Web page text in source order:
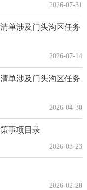
2026-07-31
单涉及门头沟区任务
2026-07-14
单涉及门头沟区任务
2026-04-30
事项目录
2026-03-23
2026-02-28